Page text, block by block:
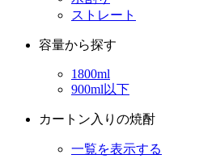
ストレート
容量から探す
1800ml
900ml以下
カートン入りの焼酎
一覧を表示する